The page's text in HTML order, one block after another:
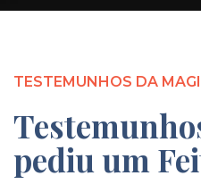
TESTEMUNHOS DA
pediu um